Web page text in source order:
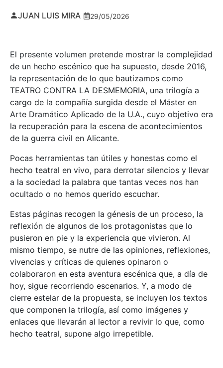
JUAN LUIS MIRA 29/05/2026
El presente volumen pretende mostrar la complejidad
de un hecho escénico que ha supuesto, desde 2016,
la representación de lo que bautizamos como
TEATRO CONTRA LA DESMEMORIA, una trilogía a
cargo de la compañía surgida desde el Máster en
Arte Dramático Aplicado de la U.A., cuyo objetivo era
la recuperación para la escena de acontecimientos
de la guerra civil en Alicante.
Pocas herramientas tan útiles y honestas como el
hecho teatral en vivo, para derrotar silencios y llevar
a la sociedad la palabra que tantas veces nos han
ocultado o no hemos querido escuchar.
Estas páginas recogen la génesis de un proceso, la
reflexión de algunos de los protagonistas que lo
pusieron en pie y la experiencia que vivieron. Al
mismo tiempo, se nutre de las opiniones, reflexiones,
vivencias y críticas de quienes opinaron o
colaboraron en esta aventura escénica que, a día de
hoy, sigue recorriendo escenarios. Y, a modo de
cierre estelar de la propuesta, se incluyen los textos
que componen la trilogía, así como imágenes y
enlaces que llevarán al lector a revivir lo que, como
hecho teatral, supone algo irrepetible.